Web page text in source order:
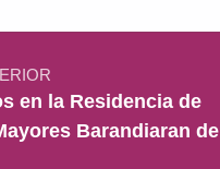
en la Residencia de
Barandiaran de